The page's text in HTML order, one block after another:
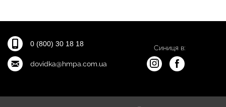
0 (800) 30 18 18
dovidka@hmpa.com.ua
Синиця в: